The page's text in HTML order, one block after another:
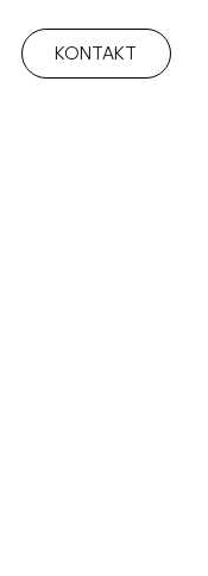
KONTAKT